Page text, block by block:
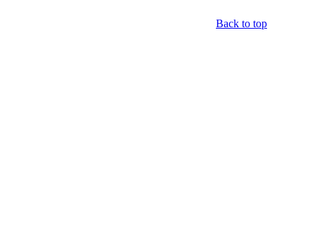
Back to top